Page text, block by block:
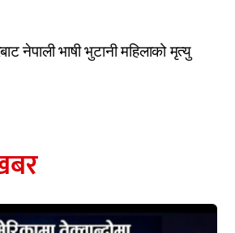
नेपाली भाषी भुटानी महिलाको मृत्यु